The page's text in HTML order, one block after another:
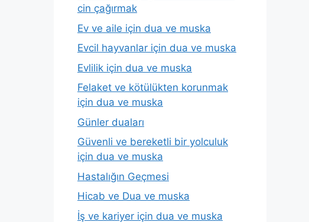
cin çağırmak
Ev ve aile için dua ve muska
Evcil hayvanlar için dua ve muska
Evlilik için dua ve muska
Felaket ve kötülükten korunmak
için dua ve muska
Günler duaları
Güvenli ve bereketli bir yolculuk
için dua ve muska
Hastalığın Geçmesi
Hicab ve Dua ve muska
İş ve kariyer için dua ve muska